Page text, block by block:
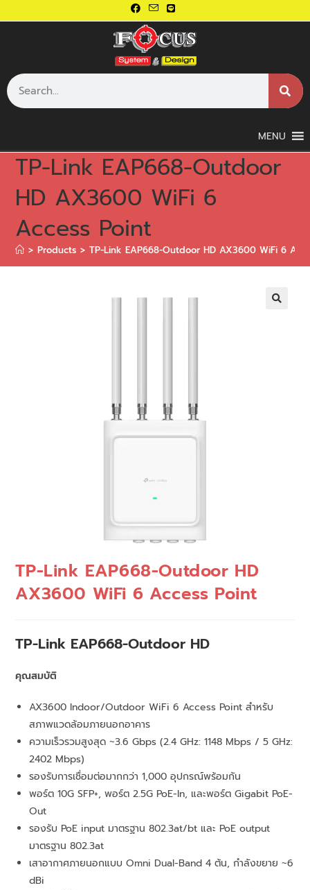
MENU
TP-Link EAP668-Outdoor
HD AX3600 WiFi 6
Access Point
> Products > TP-Link EAP668-Outdoor HD AX3600 WiFi 6
TP-Link EAP668-Outdoor HD
AX3600 WiFi 6 Access Point
TP-Link EAP668-Outdoor HD
คุณสมบัติ
AX3600 Indoor/Outdoor WiFi 6 Access Point สำหรับ
สภาพแวดล้อมภายนอกอาคาร
ความเร็วรวมสูงสุด ~3.6 Gbps (2.4 GHz: 1148 Mbps / 5 GHz:
2402 Mbps)
รองรับการเชื่อมต่อมากกว่า 1,000 อุปกรณ์พร้อมกัน
พอร์ต 10G SFP+, พอร์ต 2.5G PoE-In, และพอร์ต Gigabit PoE-
Out
รองรับ PoE input มาตรฐาน 802.3at/bt และ PoE output
มาตรฐาน 802.3at
เสาอากาศภายนอกแบบ Omni Dual-Band 4 ต้น, กำลังขยาย ~6
dBi